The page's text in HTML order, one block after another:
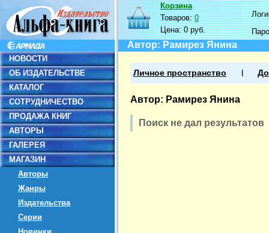
НОВОСТИ
ОБ ИЗДАТЕЛЬСТВЕ
КАТАЛОГ
СОТРУДНИЧЕСТВО
ПРОДАЖА КНИГ
АВТОРЫ
ГАЛЕРЕЯ
МАГАЗИН
Авторы
Жанры
Издательства
Серии
Корзина
Товаров:0
Цена:0 руб.
Автор: Рамирез Янина
Личное пространство
Автор: Рамирез Янина
Поиск не дал результатов